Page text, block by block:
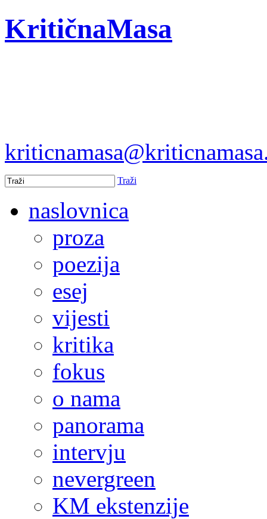
KritičnaMasa
Traži
naslovnica
proza
poezija
esej
vijesti
kritika
fokus
o nama
panorama
intervju
nevergreen
KM ekstenzije